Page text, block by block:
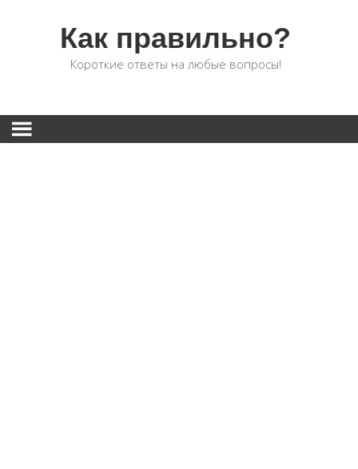
Как правильно?
Короткие ответы на любые вопросы!